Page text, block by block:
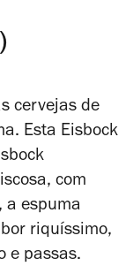
cervejas de
Esta Eisbock
com
a espuma
riquíssimo,
e passas.